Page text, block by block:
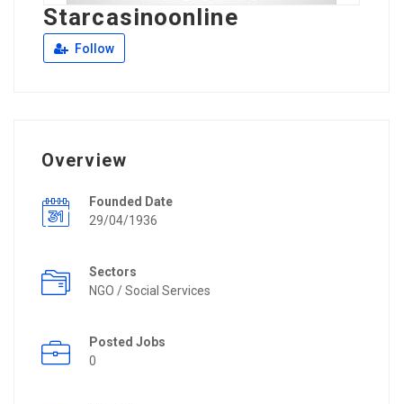
Starcasinoonline
Follow
Overview
Founded Date
29/04/1936
Sectors
NGO / Social Services
Posted Jobs
0